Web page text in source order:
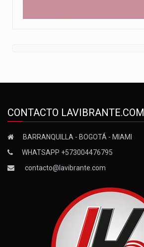
CONTACTO LAVIBRANTE.COM
BARRANQUILLA - BOGOTÁ - MIAMI
WHATSAPP +573004476795
contacto@lavibrante.com